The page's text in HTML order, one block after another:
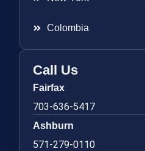
Colombia
Call Us
Fairfax
703-636-5417
Ashburn
571-279-0110